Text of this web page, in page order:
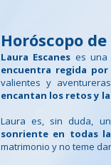
Horóscopo
Laura Escanes es una
encuentra regida
valientes y
encantan los retos y
Laura es, sin duda,
sonriente en todas
matrimonio y no teme